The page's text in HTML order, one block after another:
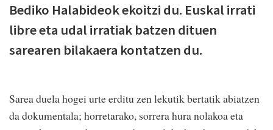
Bediko Halabideok ekoitzi du. Euskal irrati
libre eta udal irratiak batzen dituen
sarearen bilakaera kontatzen du.
Sarea duela hogei urte erditu zen lekutik bertatik abiatzen
da dokumentala; horretarako, sorrera hura nolakoa eta